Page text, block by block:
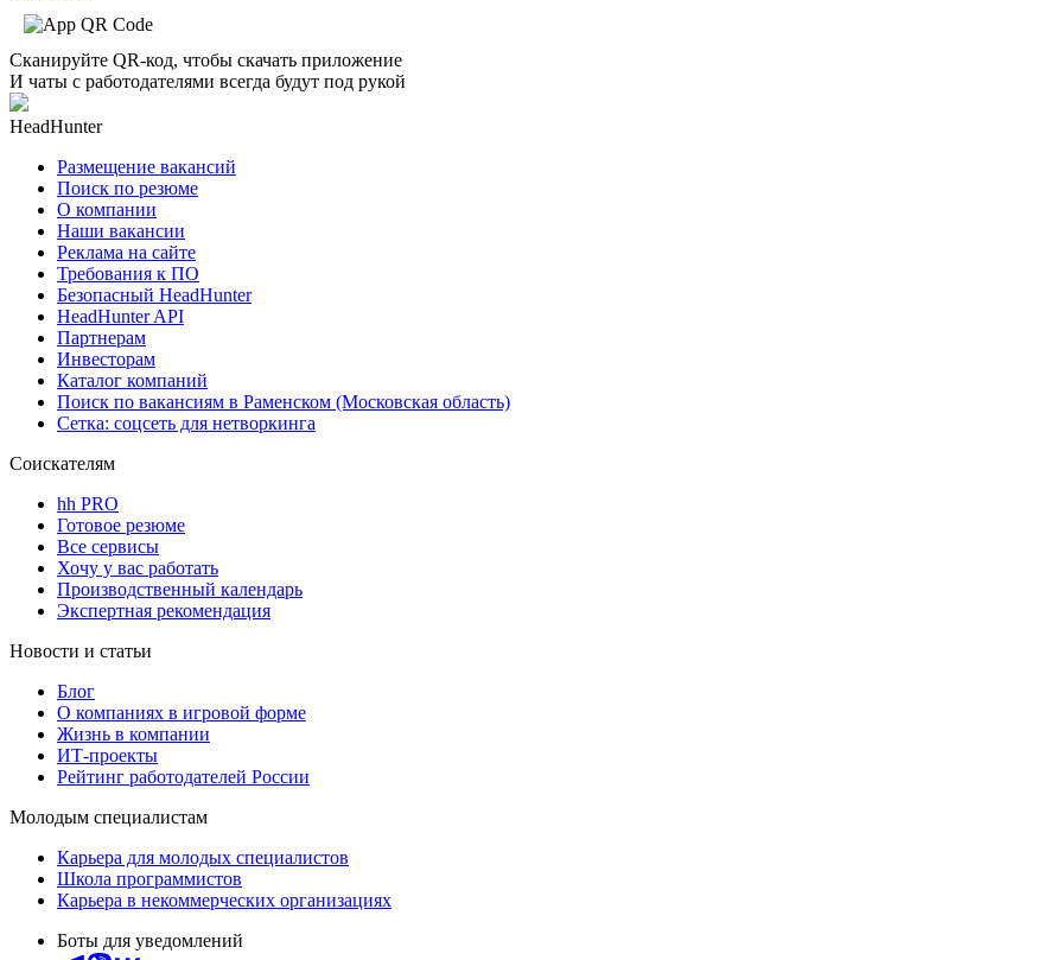
Сканируйте QR-код, чтобы скачать приложение
И чаты с работодателями всегда будут под рукой
HeadHunter
Размещение вакансий
Поиск по резюме
О компании
Наши вакансии
Реклама на сайте
Требования к ПО
Безопасный HeadHunter
HeadHunter API
Партнерам
Инвесторам
Каталог компаний
Поиск по вакансиям в Раменском (Московская область)
Сетка: соцсеть для нетворкинга
Соискателям
hh PRO
Готовое резюме
Все сервисы
Хочу у вас работать
Производственный календарь
Экспертная рекомендация
Новости и статьи
Блог
О компаниях в игровой форме
Жизнь в компании
ИТ-проекты
Рейтинг работодателей России
Молодым специалистам
Карьера для молодых специалистов
Школа программистов
Карьера в некоммерческих организациях
Боты для уведомлений